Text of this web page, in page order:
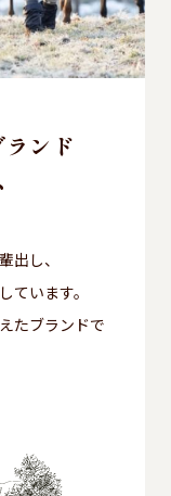
ンド
出し、
ています。
たブランドで